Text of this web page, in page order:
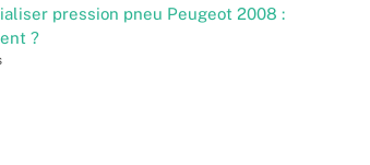
pression pneu Peugeot 2008 :
?